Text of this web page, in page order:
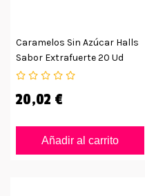
Caramelos Sin Azúcar Halls
Sabor Extrafuerte 20 Ud
20,02 €
Añadir al carrito